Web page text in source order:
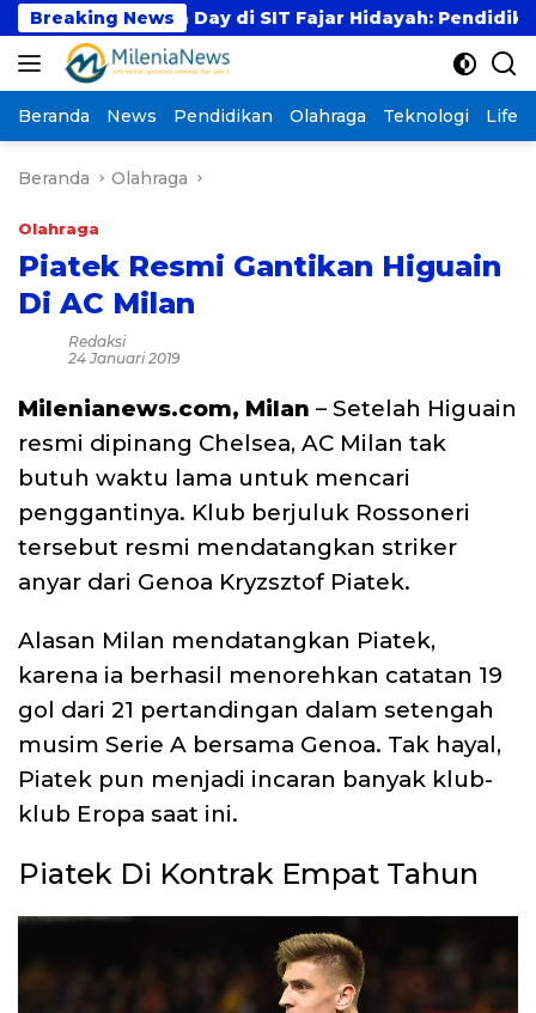
Langsung
ke
konten
Breaking News
Day di SIT Fajar Hidayah: Pendidikan
Beranda News Pendidikan Olahraga Teknologi
Beranda Olahraga
Olahraga
Piatek Resmi Gantikan Higuain
Di AC Milan
Redaksi
24 Januari 2019
Milenianews.com, Milan – Setelah Higuain
resmi dipinang Chelsea, AC Milan tak
butuh waktu lama untuk mencari
penggantinya. Klub berjuluk Rossoneri
tersebut resmi mendatangkan striker
anyar dari Genoa Kryzsztof Piatek.
Alasan Milan mendatangkan Piatek,
karena ia berhasil menorehkan catatan 19
gol dari 21 pertandingan dalam setengah
musim Serie A bersama Genoa. Tak hayal,
Piatek pun menjadi incaran banyak klub-
klub Eropa saat ini.
Piatek Di Kontrak Empat Tahun